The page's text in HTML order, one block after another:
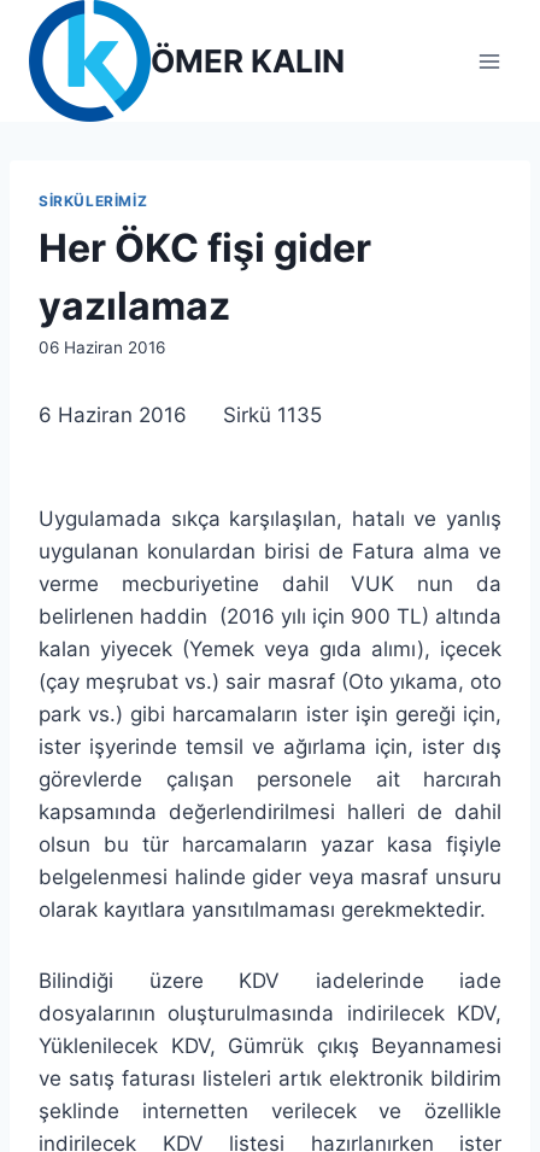
content
ÖMER KALIN
SIRKÜLERIMIZ
Her ÖKC fişi gider
yazılamaz
By
06 Haziran 2016
6 Haziran 2016 Sirkü 1135
Uygulamada sıkça karşılaşılan, hatalı ve yanlış
uygulanan konulardan birisi de Fatura alma ve
verme mecburiyetine dahil VUK nun da
belirlenen haddin (2016 yılı için 900 TL) altında
kalan yiyecek (Yemek veya gıda alımı), içecek
(çay meşrubat vs.) sair masraf (Oto yıkama, oto
park vs.) gibi harcamaların ister işin gereği için,
ister işyerinde temsil ve ağırlama için, ister dış
görevlerde çalışan personele ait harcırah
kapsamında değerlendirilmesi halleri de dahil
olsun bu tür harcamaların yazar kasa fişiyle
belgelenmesi halinde gider veya masraf unsuru
olarak kayıtlara yansıtılmaması gerekmektedir.
Bilindiği üzere KDV iadelerinde iade
dosyalarının oluşturulmasında indirilecek KDV,
Yüklenilecek KDV, Gümrük çıkış Beyannamesi
ve satış faturası listeleri artık elektronik bildirim
şeklinde internetten verilecek ve özellikle
indirilecek KDV listesi hazırlanırken ister